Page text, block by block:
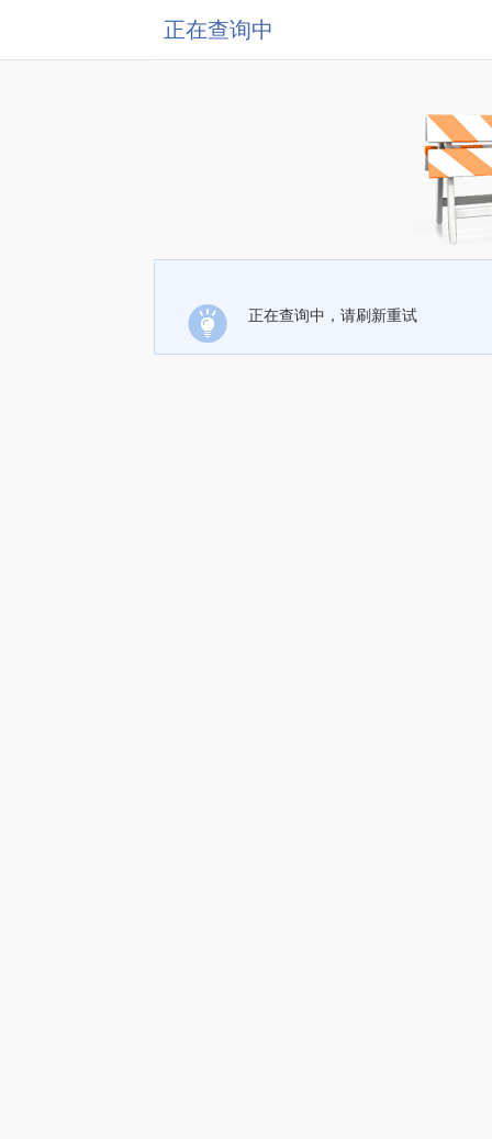
正在查询中
正在查询中，请刷新重试